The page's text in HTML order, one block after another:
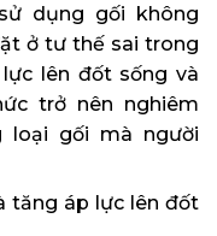
dụng gối không
ở tư thế sai trong
lên đốt sống và
trở nên nghiêm
loại gối mà người
tăng áp lực lên đốt